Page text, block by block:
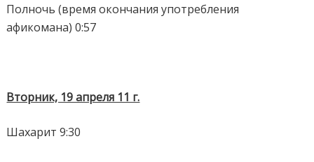
Полночь (время окончания употребления
афикомана) 0:57
Вторник, 19 апреля 11 г.
Шахарит 9:30